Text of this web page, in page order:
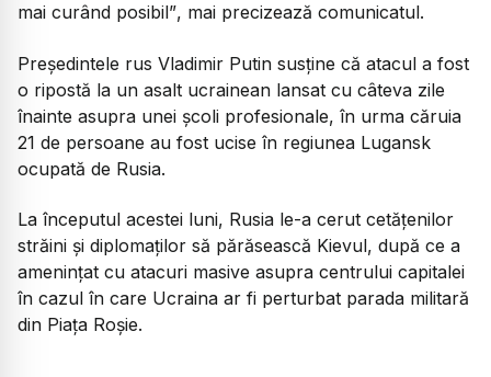
mai curând posibil”, mai precizează comunicatul.
Președintele rus Vladimir Putin susține că atacul a fost
o ripostă la un asalt ucrainean lansat cu câteva zile
înainte asupra unei școli profesionale, în urma căruia
21 de persoane au fost ucise în regiunea Lugansk
ocupată de Rusia.
La începutul acestei luni, Rusia le-a cerut cetățenilor
străini și diplomaților să părăsească Kievul, după ce a
amenințat cu atacuri masive asupra centrului capitalei
în cazul în care Ucraina ar fi perturbat parada militară
din Piața Roșie.